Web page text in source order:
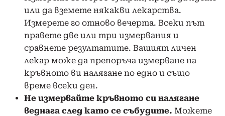
или да вземете някакви лекарства.
Измерете го отново вечерта. Всеки път
правете две или три измервания и
сравнете резултатите. Вашият личен
лекар може да препоръча измерване на
кръвното ви налягане по едно и също
време всеки ден.
Не измервайте кръвното си налягане
веднага след като се събудите. Можете